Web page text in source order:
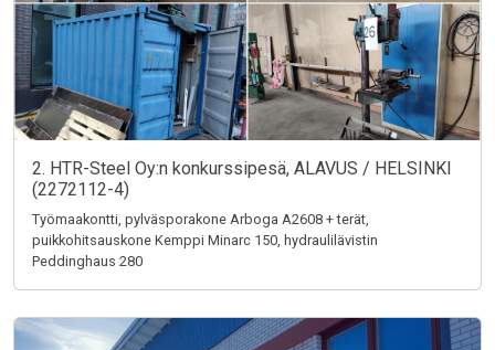
2. HTR-Steel Oy:n konkurssipesä, ALAVUS / HELSINKI
(2272112-4)
Työmaakontti, pylväsporakone Arboga A2608 + terät,
puikkohitsauskone Kemppi Minarc 150, hydraulilävistin
Peddinghaus 280